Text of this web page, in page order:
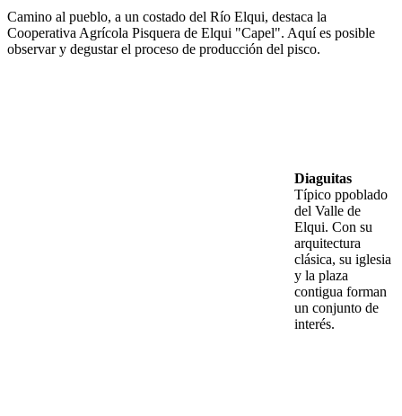
Camino al pueblo, a un costado del Río Elqui, destaca la
Cooperativa Agrícola Pisquera de Elqui "Capel". Aquí es posible
observar y degustar el proceso de producción del pisco.
Diaguitas
Típico ppoblado
del Valle de
Elqui. Con su
arquitectura
clásica, su iglesia
y la plaza
contigua forman
un conjunto de
interés.